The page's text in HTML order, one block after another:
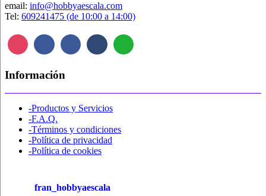
email: info@hobbyaescala.com
Tel: 609241475 (de 10:00 a 14:00)
Información
-Productos y Servicios
-F.A.Q.
-Términos y condiciones
-Política de privacidad
-Política de cookies
fran_hobbyaescala